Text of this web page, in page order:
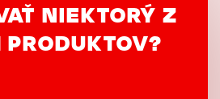
NIEKTORÝ Z